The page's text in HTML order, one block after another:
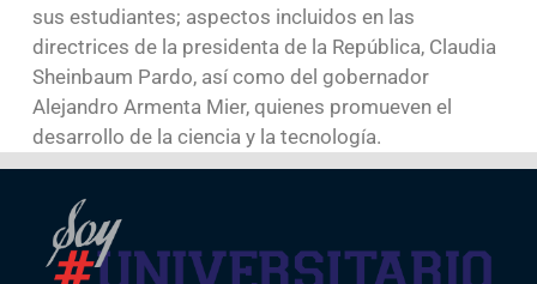
sus estudiantes; aspectos incluidos en las
directrices de la presidenta de la República, Claudia
Sheinbaum Pardo, así como del gobernador
Alejandro Armenta Mier, quienes promueven el
desarrollo de la ciencia y la tecnología.